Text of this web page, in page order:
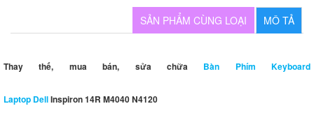
MÔ TẢ
SẢN PHẨM CÙNG LOẠI
Thay thế, mua bán, sửa chữa Bàn Phím Keyboard
Laptop DellInspiron 14R M4040 N4120